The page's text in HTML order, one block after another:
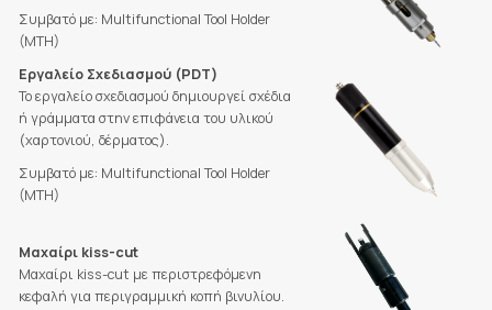
Συμβατό με: Multifunctional Tool Holder
(MTH)
Εργαλείο Σχεδιασμού (PDT)
Το εργαλείο σχεδιασμού δημιουργεί σχέδια
ή γράμματα στην επιφάνεια του υλικού
(χαρτονιού, δέρματος).
Συμβατό με: Multifunctional Tool Holder
(MTH)
Μαχαίρι kiss-cut
Μαχαίρι kiss-cut με περιστρεφόμενη
κεφαλή για περιγραμμική κοπή βινυλίου.